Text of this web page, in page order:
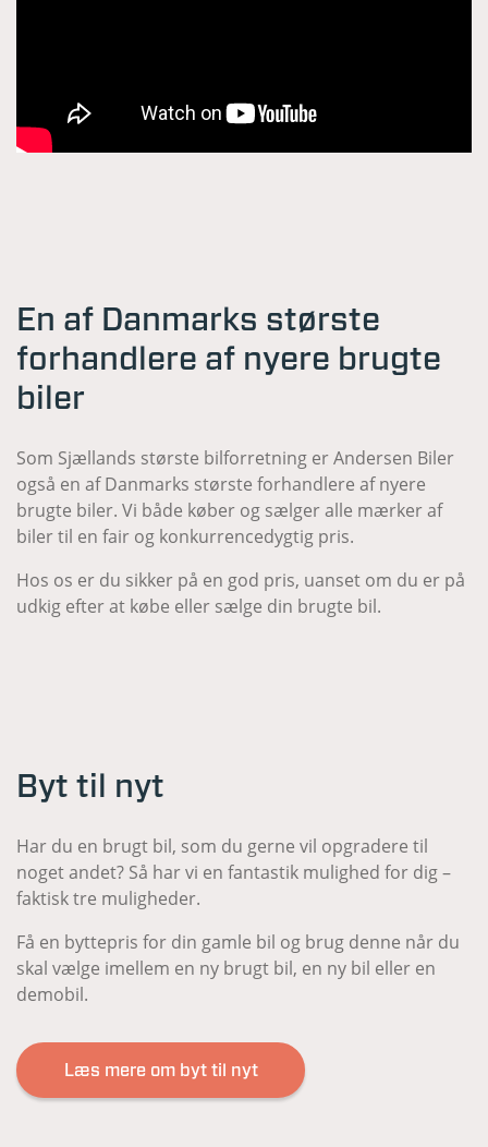
En af Danmarks største
forhandlere af nyere brugte
biler
Som Sjællands største bilforretning er Andersen Biler
også en af Danmarks største forhandlere af nyere
brugte biler. Vi både køber og sælger alle mærker af
biler til en fair og konkurrencedygtig pris.
Hos os er du sikker på en god pris, uanset om du er på
udkig efter at købe eller sælge din brugte bil.
Byt til nyt
Har du en brugt bil, som du gerne vil opgradere til
noget andet? Så har vi en fantastik mulighed for dig –
faktisk tre muligheder.
Få en byttepris for din gamle bil og brug denne når du
skal vælge imellem en ny brugt bil, en ny bil eller en
demobil.
Læs mere om byt til nyt